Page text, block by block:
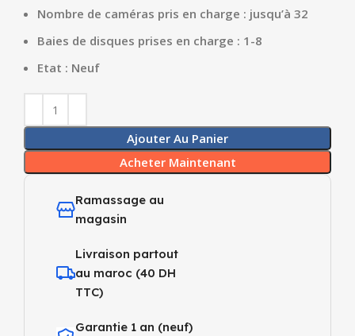
Nombre de caméras pris en charge : jusqu’à 32
Baies de disques prises en charge : 1-8
Etat : Neuf
Ajouter Au Panier
Acheter Maintenant
Ramassage au
magasin
Livraison partout
au maroc (40 DH
TTC)
Garantie 1 an (neuf)